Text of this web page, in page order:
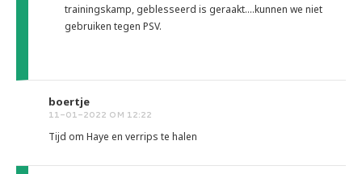
trainingskamp, geblesseerd is geraakt....kunnen we niet
gebruiken tegen PSV.
boertje
11-01-2022 OM 12:22
Tijd om Haye en verrips te halen